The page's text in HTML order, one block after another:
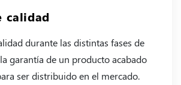
calidad
durante las distintas fases de
garantía de un producto acabado
ser distribuido en el mercado.